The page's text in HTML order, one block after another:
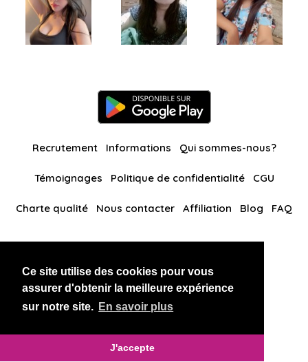
Ce site utilise des cookies pour vous
assurer d'obtenir la meilleure expérience
sur notre site. En savoir plus
J'accepte
Recrutement Informations Qui sommes-nous?
Témoignages Politique de confidentialité CGU
Charte qualité Nous contacter Affiliation Blog FAQ
BlackAndBeauties RussianKisses